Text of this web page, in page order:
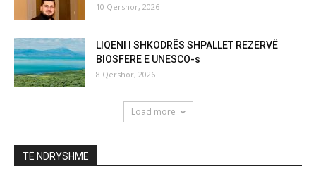
10 Qershor, 2026
LIQENI I SHKODRËS SHPALLET REZERVË
BIOSFERE E UNESCO-s
8 Qershor, 2026
Load more
TË NDRYSHME